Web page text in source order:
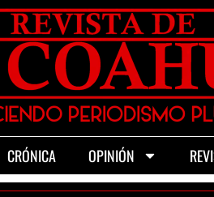
CRÓNICA OPINIÓN